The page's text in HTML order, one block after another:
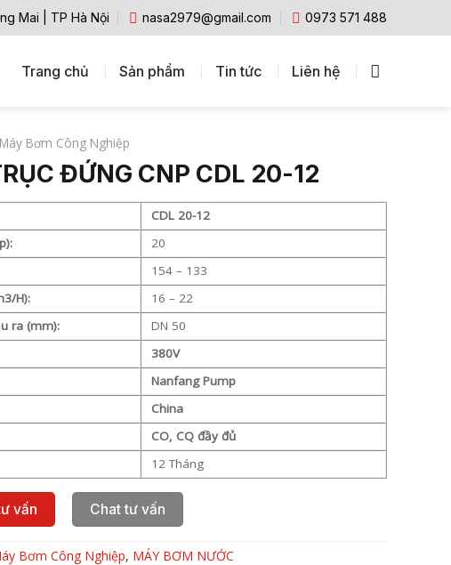
Mai | TP Hà Nội nasa2979@gmail.com 0973 571 488
Trang chủ Sản phẩm Tin tức Liên hệ
Máy Bơm Công Nghiệp
ĐỨNG CNP CDL 20-12
CDL 20-12
20
154 – 133
H):
16 – 22
ra (mm):
DN 50
380V
Nanfang Pump
China
CO, CQ đầy đủ
12 Tháng
vấn Chat tư vấn
Bơm Công Nghiệp, MÁY BƠM NƯỚC